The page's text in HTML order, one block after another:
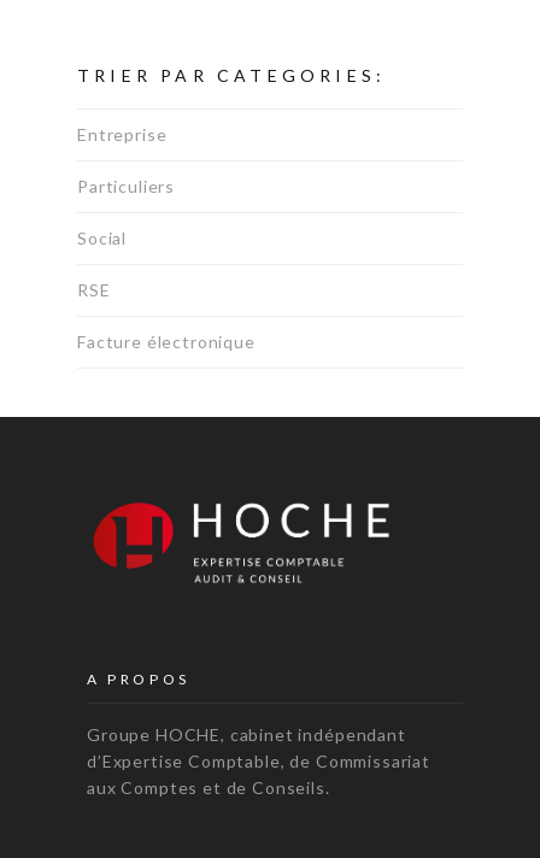
TRIER PAR CATEGORIES:
Entreprise
Particuliers
Social
RSE
Facture électronique
A PROPOS
Groupe HOCHE, cabinet indépendant
d’Expertise Comptable, de Commissariat
aux Comptes et de Conseils.